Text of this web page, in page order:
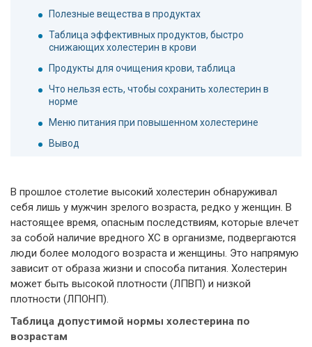
Полезные вещества в продуктах
Таблица эффективных продуктов, быстро
снижающих холестерин в крови
Продукты для очищения крови, таблица
Что нельзя есть, чтобы сохранить холестерин в
норме
Меню питания при повышенном холестерине
Вывод
В прошлое столетие высокий холестерин обнаруживал
себя лишь у мужчин зрелого возраста, редко у женщин. В
настоящее время, опасным последствиям, которые влечет
за собой наличие вредного ХС в организме, подвергаются
люди более молодого возраста и женщины. Это напрямую
зависит от образа жизни и способа питания. Холестерин
может быть высокой плотности (ЛПВП) и низкой
плотности (ЛПОНП).
Таблица допустимой нормы холестерина по
возрастам